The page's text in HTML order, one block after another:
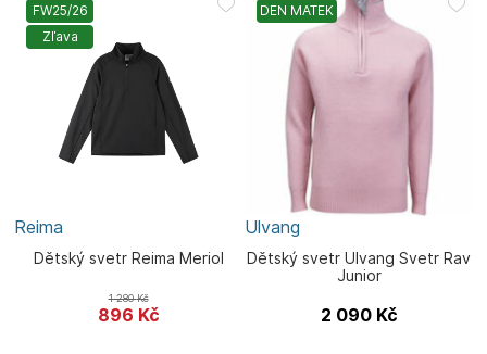
FW25/26
Zľava
Reima
Dětský svetr Reima Meriol
896 Kč
1 280Kč
DEN MATEK
Ulvang
Dětský svetr Ulvang Svetr Rav
Junior
2 090 Kč